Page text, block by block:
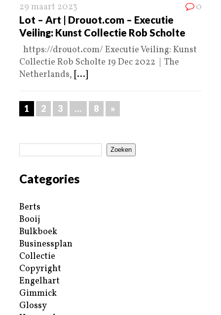
29 maart 2023 0
Lot – Art | Drouot.com – Executie
Veiling: Kunst Collectie Rob Scholte
https://drouot.com/ Executie Veiling: Kunst
Collectie Rob Scholte 19 Dec 2022 | The
Netherlands, [...]
1 2 3 … 8 »
Zoeken
Categories
Berts
Booij
Bulkboek
Businessplan
Collectie
Copyright
Engelhart
Gimmick
Glossy